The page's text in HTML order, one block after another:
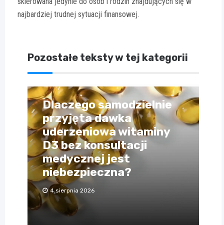
najbardziej trudnej sytuacji finansowej.
Pozostałe teksty w tej kategorii
Dlaczego samodzielnie
przyjęta dawka
uderzeniowa witaminy
D3 bez konsultacji
medycznej jest
niebezpieczna?
4 sierpnia 2026